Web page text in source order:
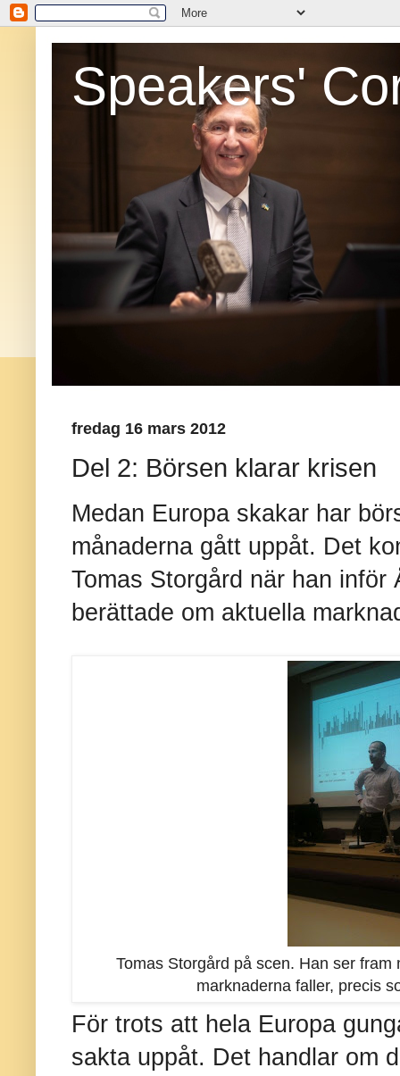
Speakers'
fredag 16 mars 2012
Del 2: Börsen klarar krisen
Medan Europa skakar har
månaderna gått uppåt. Det
Tomas Storgård när han inför
berättade om aktuella
Tomas Storgård på scen. Han ser
marknaderna faller, precis
För trots att hela Europa
sakta uppåt. Det handlar om